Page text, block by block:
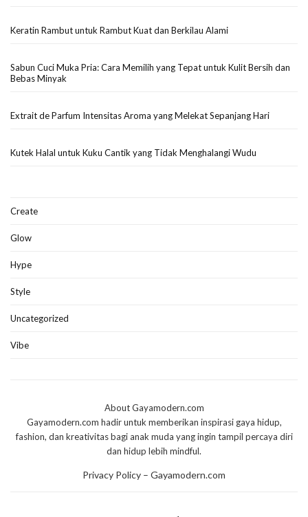
Keratin Rambut untuk Rambut Kuat dan Berkilau Alami
Sabun Cuci Muka Pria: Cara Memilih yang Tepat untuk Kulit Bersih dan
Bebas Minyak
Extrait de Parfum Intensitas Aroma yang Melekat Sepanjang Hari
Kutek Halal untuk Kuku Cantik yang Tidak Menghalangi Wudu
Create
Glow
Hype
Style
Uncategorized
Vibe
About Gayamodern.com
Gayamodern.com hadir untuk memberikan inspirasi gaya hidup,
fashion, dan kreativitas bagi anak muda yang ingin tampil percaya diri
dan hidup lebih mindful.
Privacy Policy – Gayamodern.com